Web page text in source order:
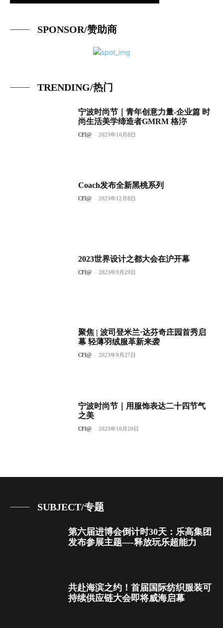
SPONSOR/赞助商
TRENDING/热门
宁波时尚节｜青年创意力量-企业篇 时
尚生活美学缔造者GMRM 格沵
CFI@ - 2023年10月8日
Coach发布全新黑桃系列
CFI@ - 2023年12月8日
2023世界设计之都大会在沪开幕
CFI@ - 2023年9月29日
聚焦 | 波司登米兰·达芬奇庄园首秀启
幕 轻薄羽绒服革新来袭
CFI@ - 2023年9月27日
宁波时尚节｜用服饰表达二十四节气
之美
CFI@ - 2023年10月20日
SUBJECT/专题
第六届进博会倒计时30天：乐高集团
发布参展主题—-释放玩乐超能力
共赴海滨之约！首届国际纺织服装可
持续供应链大会即将威海启幕